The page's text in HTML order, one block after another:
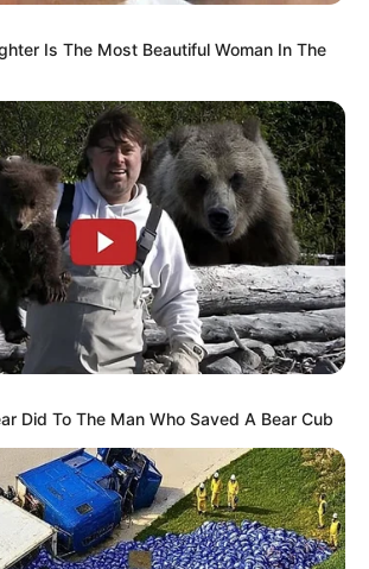
Chuck Dixon, Doug Moench, Alan
Grant,
Tom Grummett, Mike Gustovich,
Bret Blevins, Lee Weeks, Phil
Jimenez, Graham Nolan, Ron
Wagner, M.D. Bright, John Cleary,
Kelley Jones, Barry Kitson, Disck
Giordano
Tomasz Sidorkiewicz
twarda
kolor
170x260 mm
DC
26.04.2023
Is The Most Beautiful Woman In The
Did To The Man Who Saved A Bear Cub